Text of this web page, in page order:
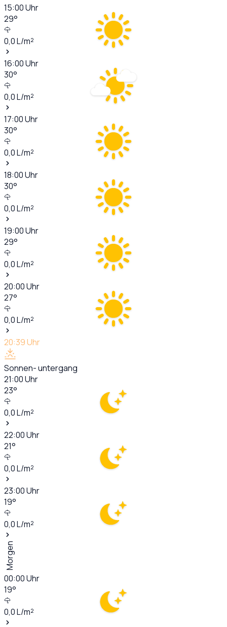
15:00Uhr
29°
0,0L/m²
16:00Uhr
30°
0,0L/m²
17:00Uhr
30°
0,0L/m²
18:00Uhr
30°
0,0L/m²
19:00Uhr
29°
0,0L/m²
20:00Uhr
27°
0,0L/m²
20:39Uhr
Sonnen- untergang
21:00Uhr
23°
0,0L/m²
22:00Uhr
21°
0,0L/m²
23:00Uhr
19°
0,0L/m²
Morgen
00:00Uhr
19°
0,0L/m²